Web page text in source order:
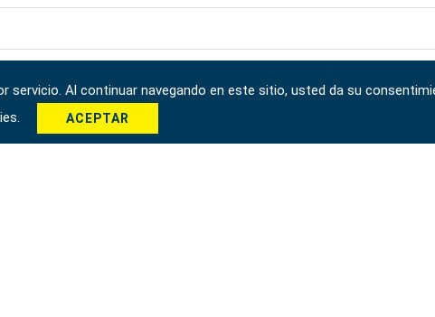
servicio. Al continuar navegando en este sitio, usted da su
ACEPTAR